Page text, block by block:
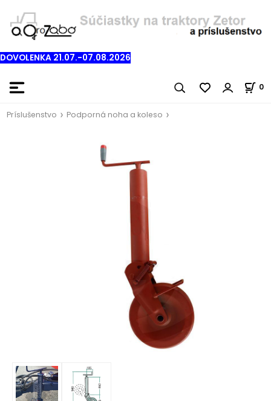
DOVOLENKA 21.07.-07.08.2026
0
Príslušenstvo Podporná noha a koleso